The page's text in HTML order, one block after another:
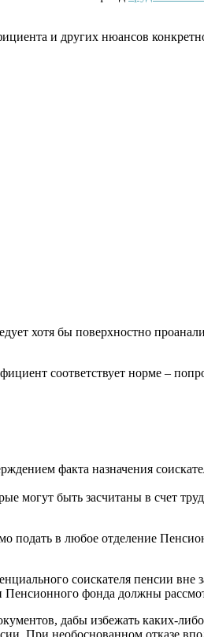
и других нюансов
хотя бы поверхностно
соответствует норме –
факта назначения
могут быть засчитаны в счет
подать в любое отделение
соискателя пенсии
фонда должны
дабы избежать каких-
При необоснованном отказе